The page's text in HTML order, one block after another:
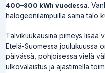
400–800 kWh vuodessa.
halogeenilampuilla sama talo
Talvikuukausina pimeys lisää
Etelä-Suomessa joulukuussa
päivässä, pohjoisessa vielä
ulkovalaistus ja ajastimella